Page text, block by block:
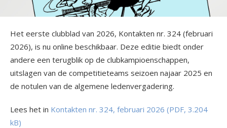
Het eerste clubblad van 2026, Kontakten nr. 324 (februari
2026), is nu online beschikbaar. Deze editie biedt onder
andere een terugblik op de clubkampioenschappen,
uitslagen van de competitieteams seizoen najaar 2025 en
de notulen van de algemene ledenvergadering.
Lees het in Kontakten nr. 324, februari 2026 (PDF, 3.204
kB)